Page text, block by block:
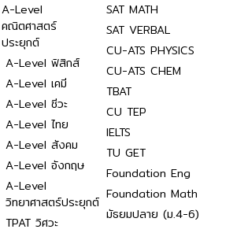
A-Level
คณิตศาสตร์
ประยุกต์
A-Level ฟิสิกส์
A-Level เคมี
A-Level ชีวะ
A-Level ไทย
A-Level สังคม
A-Level อังกฤษ
A-Level
วิทยาศาสตร์ประยุกต์
TPAT วิศวะ
SAT MATH
SAT VERBAL
CU-ATS PHYSICS
CU-ATS CHEM
TBAT
CU TEP
IELTS
TU GET
Foundation Eng
Foundation Math
มัธยมปลาย (ม.4-6)